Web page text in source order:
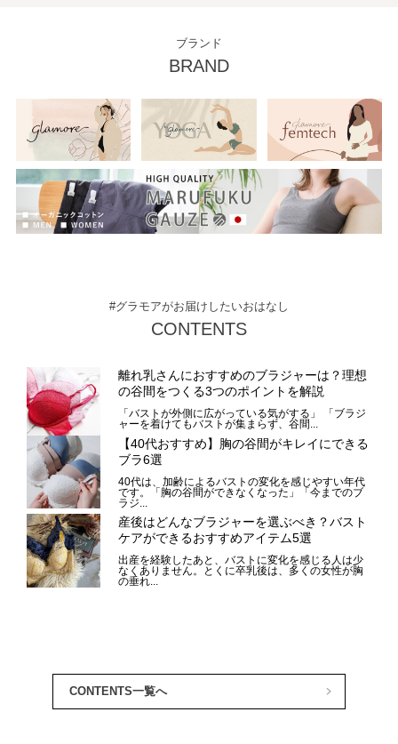
ブランド
BRAND
#グラモアがお届けしたいおはなし
CONTENTS
CONTENTS一覧へ